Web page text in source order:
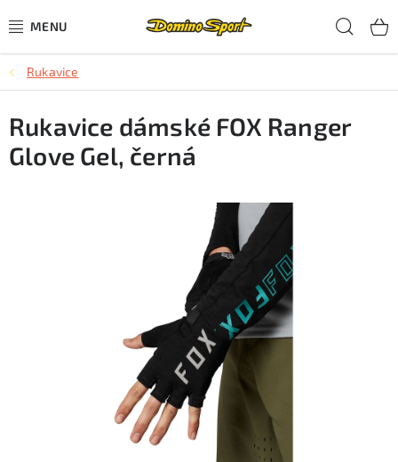
na
CYKLISTIKA
SJEZDOVÉ LYŽOVÁNÍ
SKIALPOVÉ LYŽOVÁNÍ
Rukavice
Rukavice dámské FOX Ranger
Glove Gel, černá